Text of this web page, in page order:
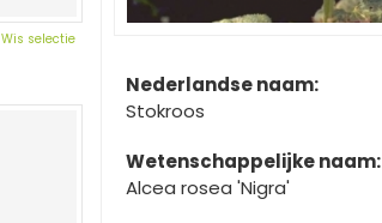
Nederlandse naam:
Stokroos
Wetenschappelijke naam:
Alcea rosea 'Nigra'
Wis selectie